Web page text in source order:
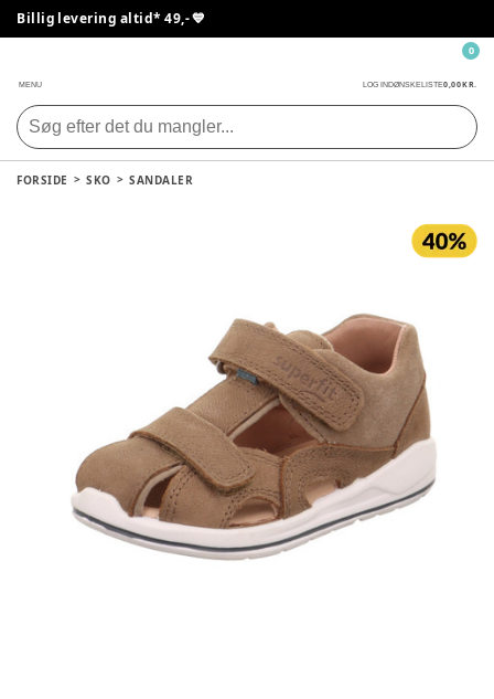
Billig levering altid* 49,- 💙
MENU LOG INDØNSKELISTE0,00 KR.
0
FORSIDE SKO SANDALER